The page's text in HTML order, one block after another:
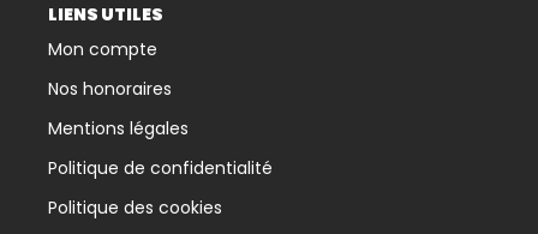
LIENS UTILES
Mon compte
Nos honoraires
Mentions légales
Politique de confidentialité
Politique des cookies